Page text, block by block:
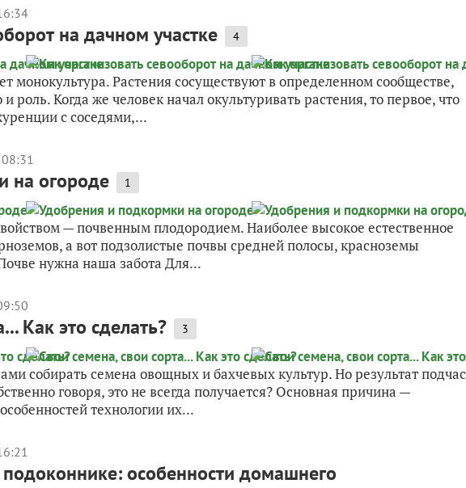
на дачном участке 4
монокультура. Растения сосуществуют в определенном сообществе,
роль. Когда же человек начал окультуривать растения, то первое, что
с соседями,...
на огороде 1
— почвенным плодородием. Наиболее высокое естественное
а вот подзолистые почвы средней полосы, красноземы
нужна наша забота Для...
Как это сделать? 3
собирать семена овощных и бахчевых культур. Но результат подчас
говоря, это не всегда получается? Основная причина —
технологии их...
особенности домашнего